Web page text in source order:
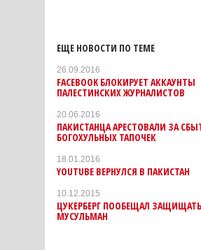
ЕЩЕ НОВОСТИ ПО ТЕМЕ
26.09.2016
FACEBOOK БЛОКИРУЕТ АККАУНТЫ
ПАЛЕСТИНСКИХ ЖУРНАЛИСТОВ
20.06.2016
ПАКИСТАНЦА АРЕСТОВАЛИ ЗА
БОГОХУЛЬНЫХ ТАПОЧЕК
18.01.2016
YOUTUBE ВЕРНУЛСЯ В ПАКИСТАН
10.12.2015
ЦУКЕРБЕРГ ПООБЕЩАЛ
МУСУЛЬМАН